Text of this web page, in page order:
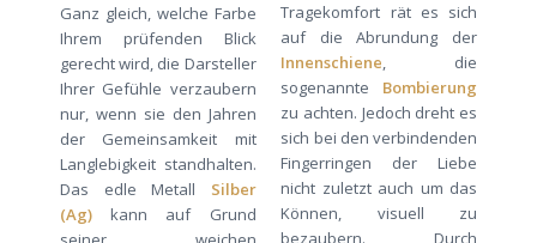
Ganz gleich, welche Farbe
Ihrem prüfenden Blick
gerecht wird, die Darsteller
Ihrer Gefühle verzaubern
nur, wenn sie den Jahren
der Gemeinsamkeit mit
Langlebigkeit standhalten.
Das edle Metall Silber
(Ag) kann auf Grund
Tragekomfort rät es sich
auf die Abrundung der
Innenschiene, die
sogenannte Bombierung
zu achten. Jedoch dreht es
sich bei den verbindenden
Fingerringen der Liebe
nicht zuletzt auch um das
Können, visuell zu
bezaubern. Durch